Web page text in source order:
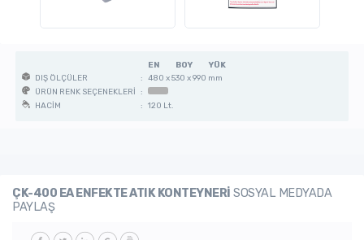
EN BOY
YÜK
DIŞ ÖLÇÜLER
: 480 x 530 x 990 mm
ÜRÜN RENK SEÇENEKLERİ :
HACİM
: 120 Lt.
ÇK-400 EA ENFEKTE ATIK KONTEYNERİ SOSYAL MEDYADA
PAYLAŞ